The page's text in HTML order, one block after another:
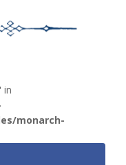
in
monarch-